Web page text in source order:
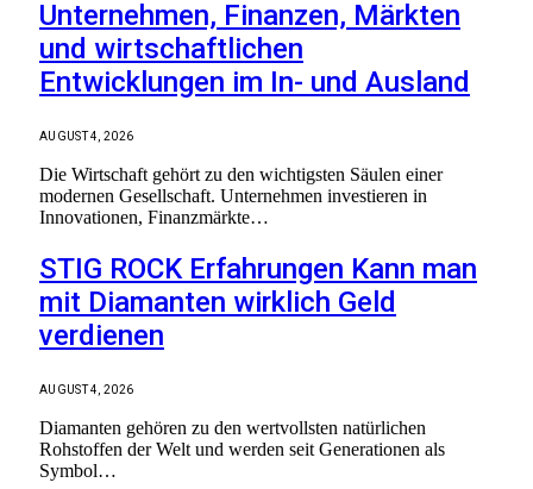
Unternehmen, Finanzen, Märkten
und wirtschaftlichen
Entwicklungen im In- und Ausland
AUGUST 4, 2026
Die Wirtschaft gehört zu den wichtigsten Säulen einer
modernen Gesellschaft. Unternehmen investieren in
Innovationen, Finanzmärkte…
STIG ROCK Erfahrungen Kann man
mit Diamanten wirklich Geld
verdienen
AUGUST 4, 2026
Diamanten gehören zu den wertvollsten natürlichen
Rohstoffen der Welt und werden seit Generationen als
Symbol…